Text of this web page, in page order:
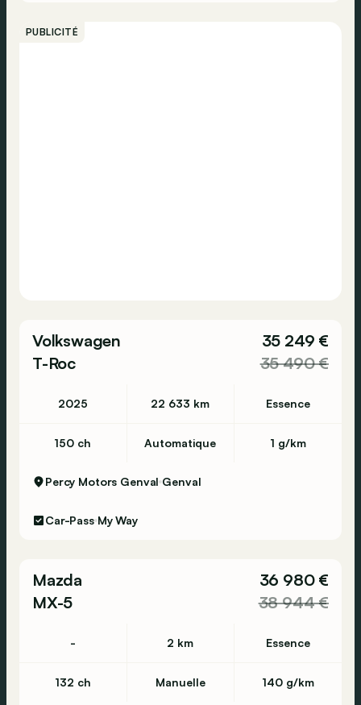
PUBLICITÉ
Volkswagen
T-Roc
35 249 €
35 490 €
2025 22 633 km Essence
150 ch Automatique 1 g/km
Percy Motors Genval Genval
Car-Pass My Way
Mazda
MX-5
36 980 €
38 944 €
- 2 km Essence
132 ch Manuelle 140 g/km